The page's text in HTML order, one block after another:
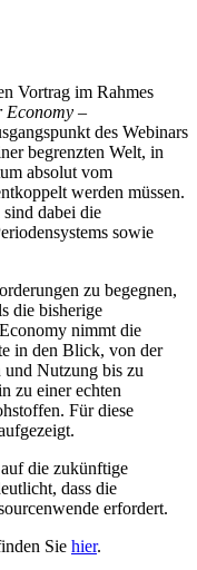
Vortrag im Rahmes
Economy –
des Webinars
begrenzten Welt, in
absolut vom
werden müssen.
dabei die
sowie
zu begegnen,
die bisherige
nimmt die
in den Blick, von der
Nutzung bis zu
zu einer echten
Für diese
die zukünftige
dass die
erfordert.
Sie hier.